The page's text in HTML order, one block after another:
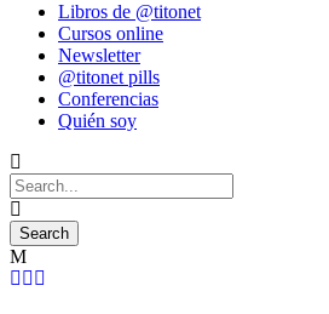
Libros de @titonet
Cursos online
Newsletter
@titonet pills
Conferencias
Quién soy